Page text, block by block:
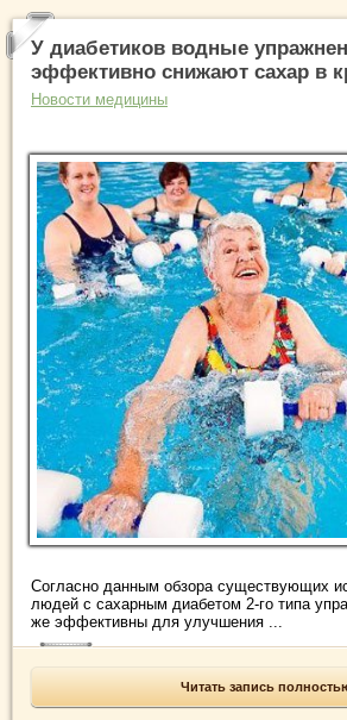
У диабетиков водные
эффективно снижают сахар в
Новости медицины
Согласно данным обзора существующих
людей с сахарным диабетом 2-го типа
же эффективны для улучшения ...
Читать запись